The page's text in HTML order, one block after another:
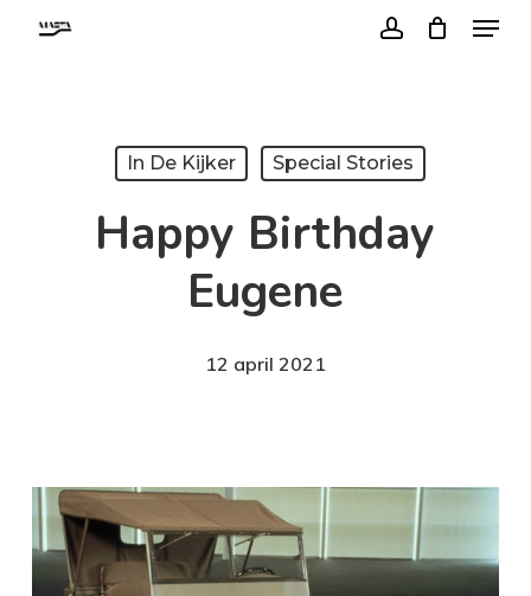
Menu
In De Kijker Special Stories
Happy Birthday
Eugene
12 april 2021